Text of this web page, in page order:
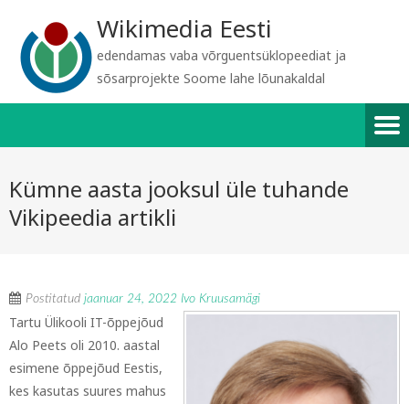
Wikimedia Eesti
edendamas vaba võrguentsüklopeediat ja
sõsarprojekte Soome lahe lõunakaldal
Kümne aasta jooksul üle tuhande
Vikipeedia artikli
Postitatud jaanuar 24, 2022 Ivo Kruusamägi
Tartu Ülikooli IT-õppejõud
Alo Peets oli 2010. aastal
esimene õppejõud Eestis,
kes kasutas suures mahus